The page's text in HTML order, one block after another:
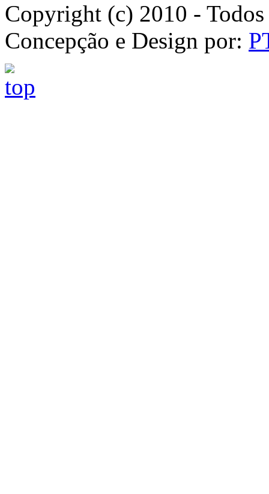
Copyright (c) 2010 -
Concepção e Design por: